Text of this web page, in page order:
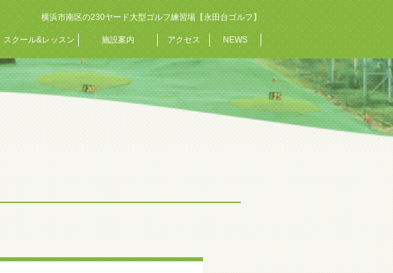
横浜市南区の230ヤード大型ゴルフ練習場【永田台ゴルフ】
スクール&レッスン 施設案内 アクセス NEWS